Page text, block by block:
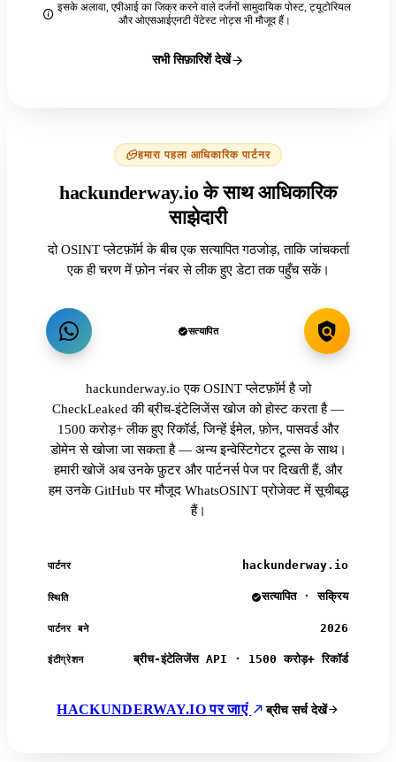
इसके अलावा, एपीआई का जिक्र करने वाले दर्जनों सामुदायिक पोस्ट, ट्यूटोरियल
और ओएसआईएनटी पेंटेस्ट नोट्स भी मौजूद हैं।
सभी सिफ़ारिशें देखें
हमारा पहला आधिकारिक पार्टनर
hackunderway.io के साथ आधिकारिक
साझेदारी
दो OSINT प्लेटफ़ॉर्म के बीच एक सत्यापित गठजोड़, ताकि जांचकर्ता
एक ही चरण में फ़ोन नंबर से लीक हुए डेटा तक पहुँच सकें।
सत्यापित
hackunderway.io एक OSINT प्लेटफ़ॉर्म है जो
CheckLeaked की ब्रीच-इंटेलिजेंस खोज को होस्ट करता है —
1500 करोड़+ लीक हुए रिकॉर्ड, जिन्हें ईमेल, फ़ोन, पासवर्ड और
डोमेन से खोजा जा सकता है — अन्य इन्वेस्टिगेटर टूल्स के साथ।
हमारी खोजें अब उनके फ़ुटर और पार्टनर्स पेज पर दिखती हैं, और
हम उनके GitHub पर मौजूद WhatsOSINT प्रोजेक्ट में सूचीबद्ध
हैं।
पार्टनर hackunderway.io
स्थिति सत्यापित · सक्रिय
पार्टनर बने 2026
इंटीग्रेशन ब्रीच-इंटेलिजेंस API · 1500 करोड़+ रिकॉर्ड
HACKUNDERWAY.IO पर जाएं ब्रीच सर्च देखें